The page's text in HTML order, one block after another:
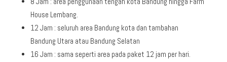
House Lembang.
12 Jam : seluruh area Bandung kota dan tambahan
Bandung Utara atau Bandung Selatan
16 Jam : sama seperti area pada paket 12 jam per hari.